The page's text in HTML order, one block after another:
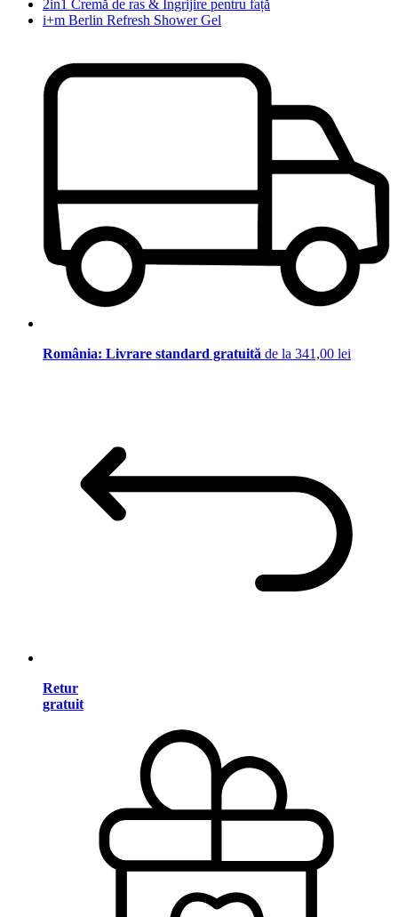
2in1 Cremă de ras & Îngrijire pentru față
i+m Berlin Refresh Shower Gel
România: Livrare standard gratuită de la 341,00 lei
Retur
gratuit